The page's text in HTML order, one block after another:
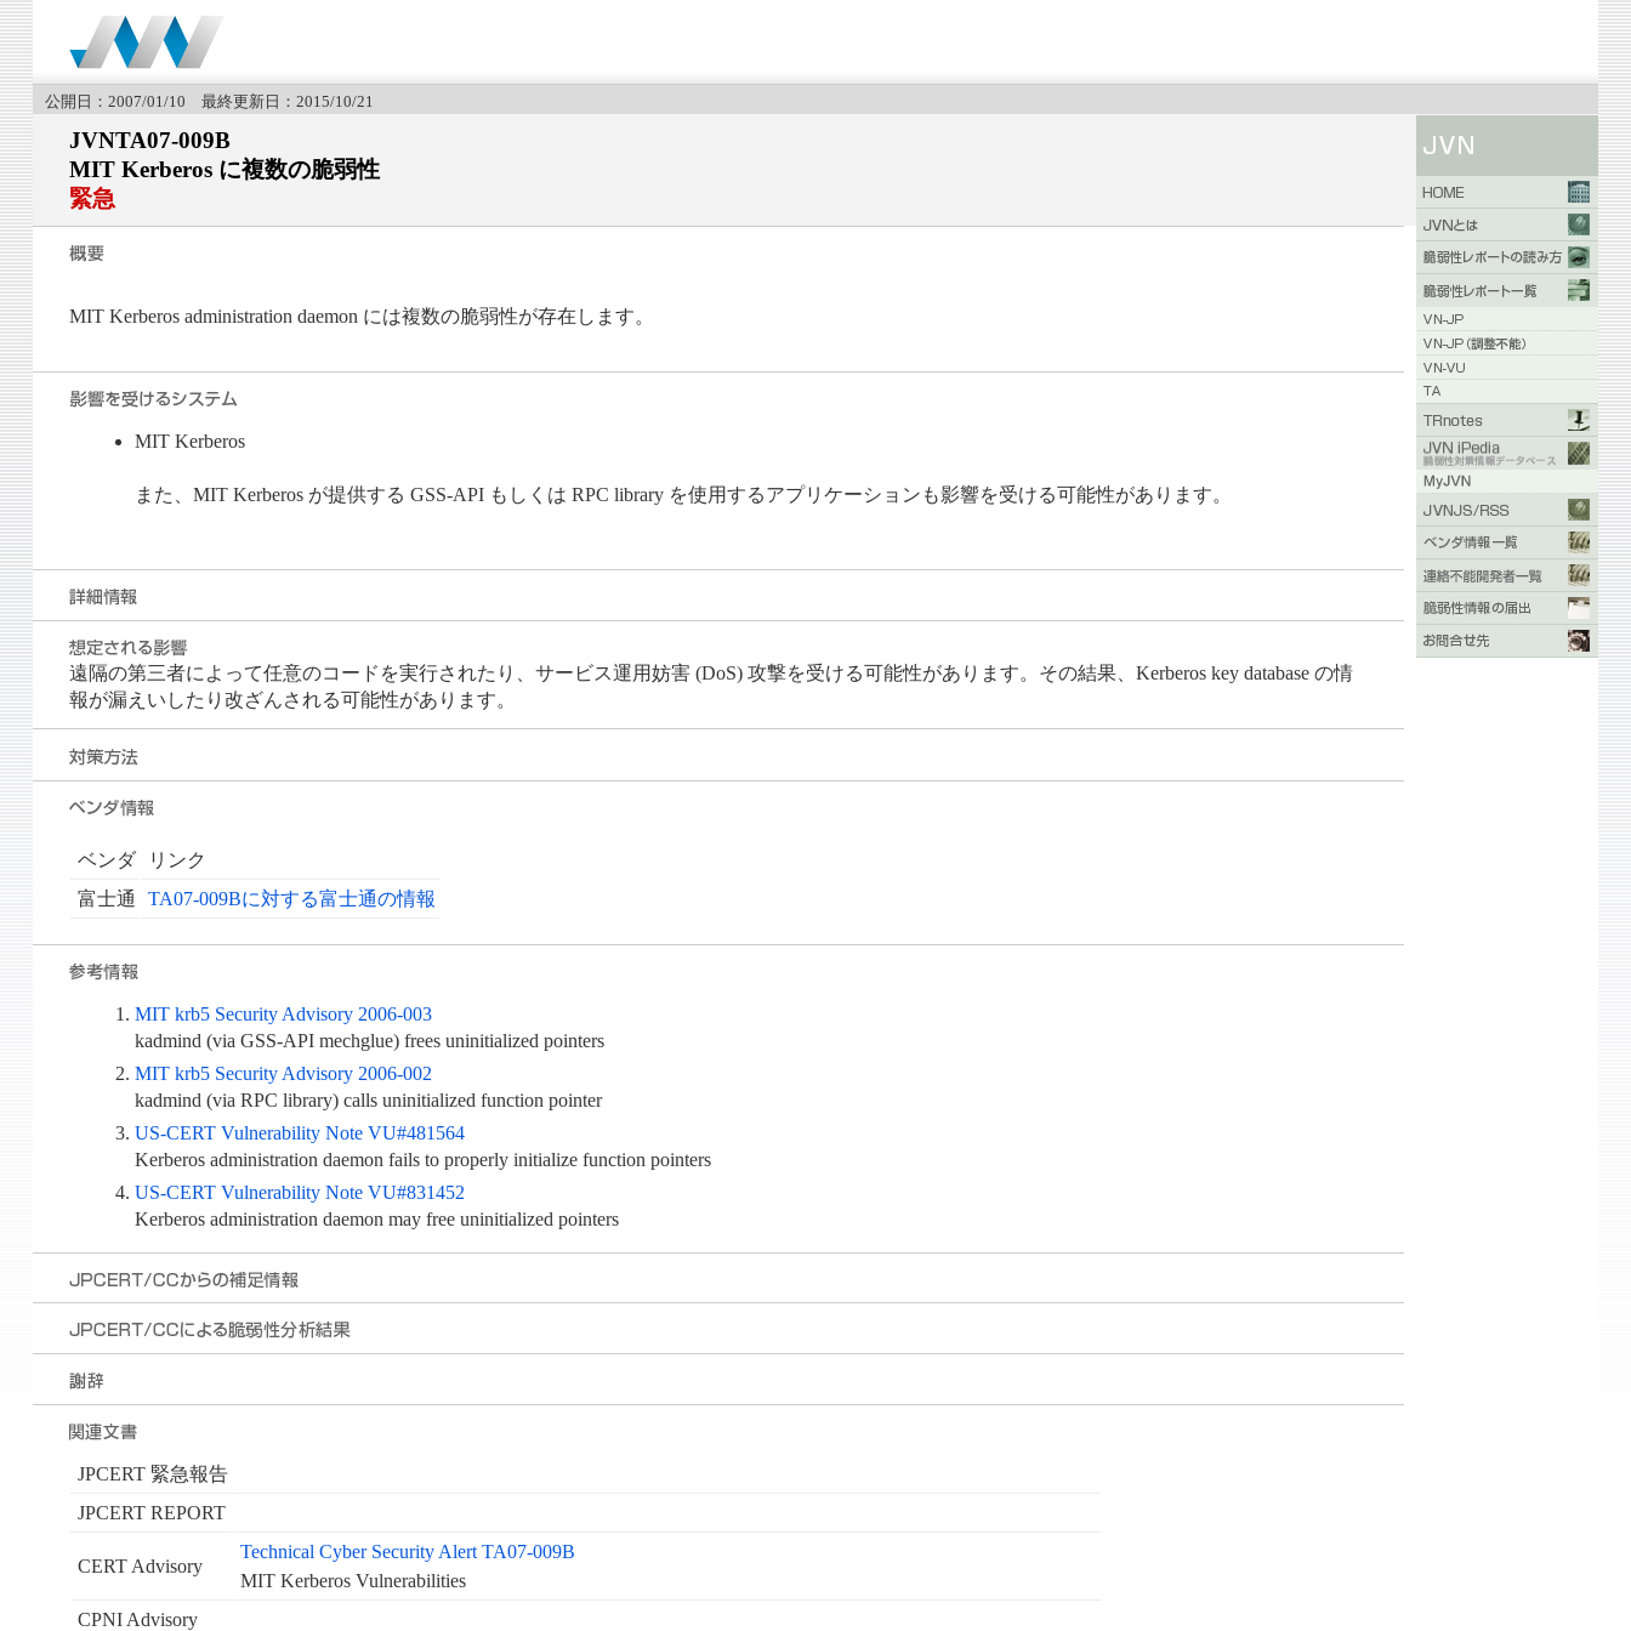
公開日：2007/01/10 最終更新日：2015/10/21
JVNTA07-009B
MIT Kerberos に複数の脆弱性
緊急
MIT Kerberos administration daemon には複数の脆弱性が存在します。
MIT Kerberos
また、MIT Kerberos が提供する GSS-API もしくは RPC library を使用するアプリケーションも影響を受ける可能性があります。
遠隔の第三者によって任意のコードを実行されたり、サービス運用妨害 (DoS) 攻撃を受ける可能性があります。その結果、Kerberos key database の情
報が漏えいしたり改ざんされる可能性があります。
ベンダ
リンク
富士通
TA07-009Bに対する富士通の情報
MIT krb5 Security Advisory 2006-003
kadmind (via GSS-API mechglue) frees uninitialized pointers
MIT krb5 Security Advisory 2006-002
kadmind (via RPC library) calls uninitialized function pointer
US-CERT Vulnerability Note VU#481564
Kerberos administration daemon fails to properly initialize function pointers
US-CERT Vulnerability Note VU#831452
Kerberos administration daemon may free uninitialized pointers
JPCERT 緊急報告
JPCERT REPORT
CERT Advisory
Technical Cyber Security Alert TA07-009B
MIT Kerberos Vulnerabilities
CPNI Advisory